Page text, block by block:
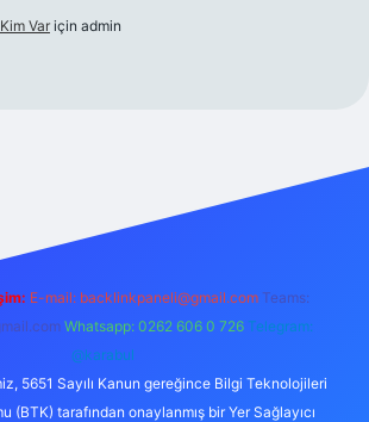
Var için admin
E-mail: backlinkpaneli@gmail.com Teams:
Whatsapp: 0262 606 0 726 Telegram:
@karabul
5651 Sayılı Kanun gereğince Bilgi Teknolojileri
(BTK) tarafından onaylanmış bir Yer Sağlayıcı